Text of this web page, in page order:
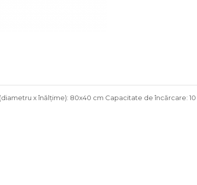
x înălţime): 80x40 cm Capacitate de încărcare: